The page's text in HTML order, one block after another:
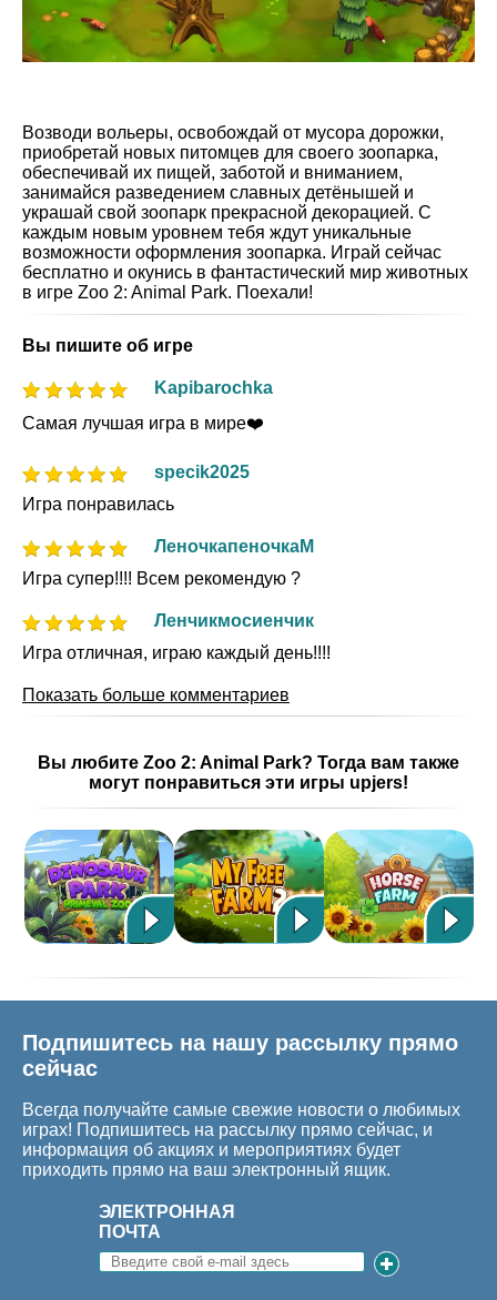
Возводи вольеры, освобождай от мусора дорожки,
приобретай новых питомцев для своего зоопарка,
обеспечивай их пищей, заботой и вниманием,
занимайся разведением славных детёнышей и
украшай свой зоопарк прекрасной декорацией. С
каждым новым уровнем тебя ждут уникальные
возможности оформления зоопарка. Играй сейчас
бесплатно и окунись в фантастический мир животных
в игре Zoo 2: Animal Park. Поехали!
Вы пишите об игре
Kapibarochka
Самая лучшая игра в мире❤️
specik2025
Игра понравилась
ЛеночкапеночкаМ
Игра супер!!!! Всем рекомендую ?
Ленчикмосиенчик
Игра отличная, играю каждый день!!!!
Показать больше комментариев
Вы любите Zoo 2: Animal Park? Тогда вам также
могут понравиться эти игры upjers!
Подпишитесь на нашу рассылку прямо
сейчас
Всегда получайте самые свежие новости о любимых
играх! Подпишитесь на рассылку прямо сейчас, и
информация об акциях и мероприятиях будет
приходить прямо на ваш электронный ящик.
ЭЛЕКТРОННАЯ
ПОЧТА